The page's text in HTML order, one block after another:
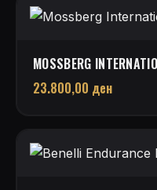
MOSSBERG
23.800,00 ден